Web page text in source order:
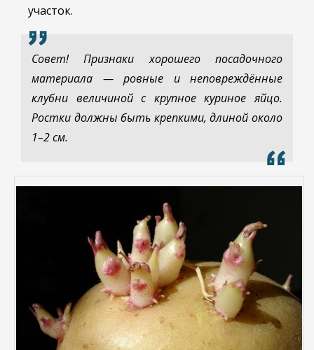
участок.
Совет! Признаки хорошего посадочного
материала — ровные и неповреждённые
клубни величиной с крупное куриное яйцо.
Ростки должны быть крепкими, длиной около
1–2 см.